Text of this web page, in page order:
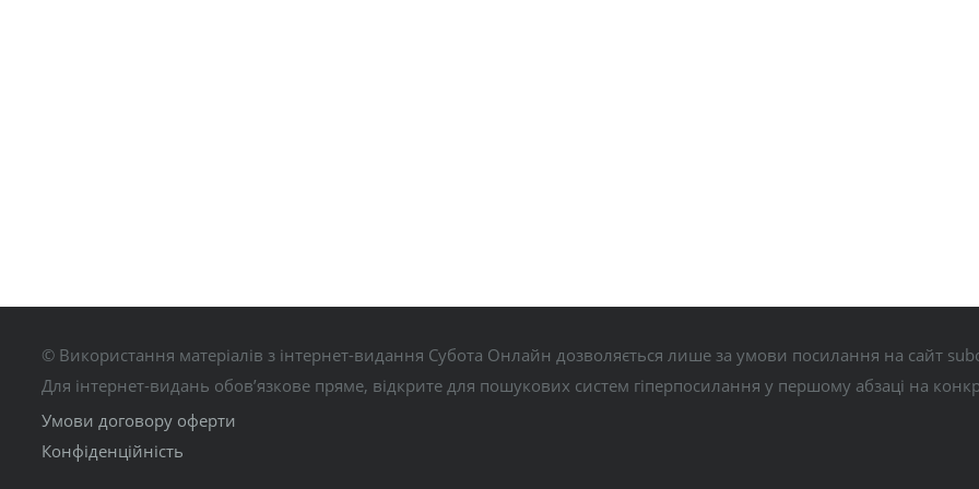
© Використання матеріалів з інтернет-видання Субота Онлайн дозволяється лише за умови посилання на сайт
Для інтернет-видань обов’язкове пряме, відкрите для пошукових систем гіперпосилання у першому абзаці на
Умови договору оферти
Конфіденційність